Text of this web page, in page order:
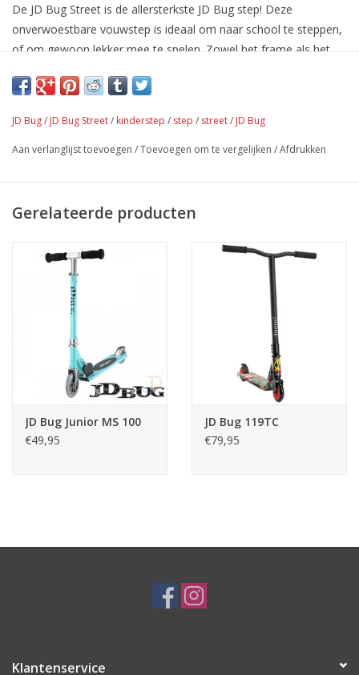
De JD Bug Street is de allersterkste JD Bug step! Deze
onverwoestbare vouwstep is ideaal om naar school te steppen,
of om gewoon lekker mee te spelen. Zowel het frame als het
sterkte en kwaliteit van de step is de JD Bug Street favoriet
Voetplankhoogte: 6,5 cm
Max. laadvermogen: 100 kg
Gewicht: 2,7 kg
Inklapbare handvatten
ABEC 5 lagers
Metalen balhoofd met kogellagers
Traprem op achterwiel
JD Bug/ JD Bug Street/ kinderstep / step / street/ JD Bug
Aan verlanglijst toevoegen /Toevoegen om te vergelijken /Afdrukken
Gerelateerde producten
JD Bug Junior MS 100
€49,95
JD Bug 119TC
€79,95
Klantenservice